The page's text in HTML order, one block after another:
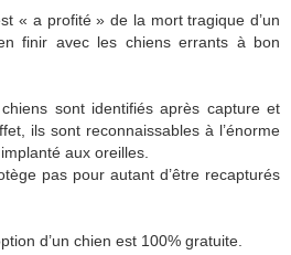
« a profité » de la mort tragique d’un
finir avec les chiens errants à bon
sont identifiés après capture et
ils sont reconnaissables à l’énorme
aux oreilles.
pas pour autant d’être recapturés
d’un chien est 100% gratuite.